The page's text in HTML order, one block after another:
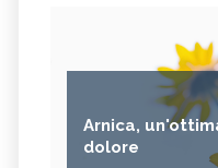
Arnica,
dolore